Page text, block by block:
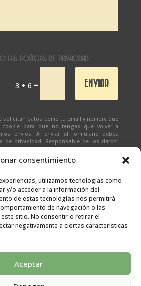
consentimiento
utilizamos tecnologías como
y/o acceder a la información del
de estas tecnologías nos permitirá
de navegación o las
sitio. No consentir o retirar el
negativamente a ciertas características
Aceptar
LASPOLÍTICAS DE PRIVACIDAD
3 + 6 = ENVIAR
solicitan datos como tu email y nombre que
cookie para que no tengas que volver a
envíos. Al enviar el formulario debes
de privacidad. Responsable de los datos:
responder a solicitudes del formulario |
expreso | Destinatario:
sólo en cliente email) | Derechos: Tienes